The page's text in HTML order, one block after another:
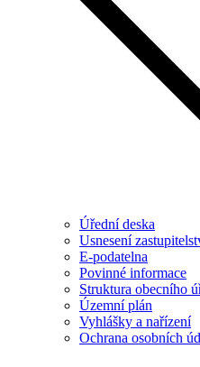
Úřední deska
Usnesení
E-podatelna
Povinné informace
Struktura obecního
Územní plán
Vyhlášky a nařízení
Ochrana osobních